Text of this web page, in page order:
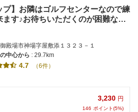
プ】お隣はゴルフセンターなので練
す♪お待ちいただくのが困難な場
ご用意できます
殿場市神場字屋敷添１３２３－１
中心から : 29.7km
4.7 （6件）
3,230 円
146 ポイント(5%)